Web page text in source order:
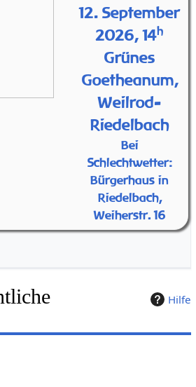
12. September
2026, 14h
Grünes
Goetheanum,
Weilrod-
Riedelbach
Bei
Schlechtwetter:
Bürgerhaus in
Riedelbach,
Weiherstr. 16
Hilfe